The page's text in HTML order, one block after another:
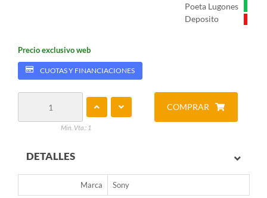
Poeta Lugones
Deposito
Precio exclusivo web
CUOTAS Y FINANCIACIONES
Min. Vta.: 1
COMPRAR
DETALLES
Marca Sony